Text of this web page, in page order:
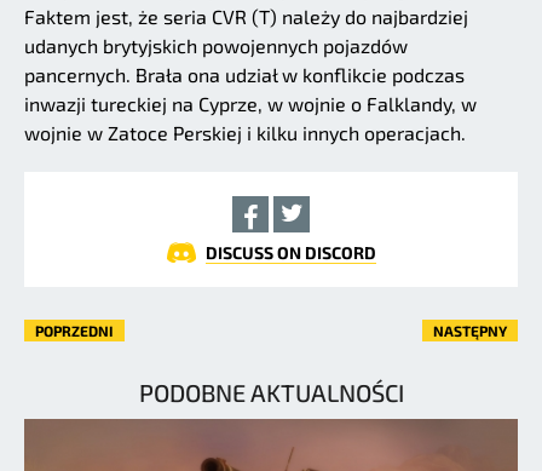
Faktem jest, że seria CVR (T) należy do najbardziej
udanych brytyjskich powojennych pojazdów
pancernych. Brała ona udział w konflikcie podczas
inwazji tureckiej na Cyprze, w wojnie o Falklandy, w
wojnie w Zatoce Perskiej i kilku innych operacjach.
DISCUSS ON DISCORD
POPRZEDNI NASTĘPNY
PODOBNE AKTUALNOŚCI